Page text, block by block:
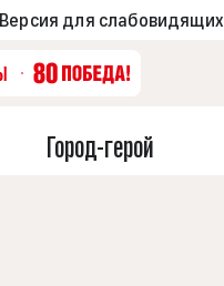
Версия для слабовидящих
Город-герой